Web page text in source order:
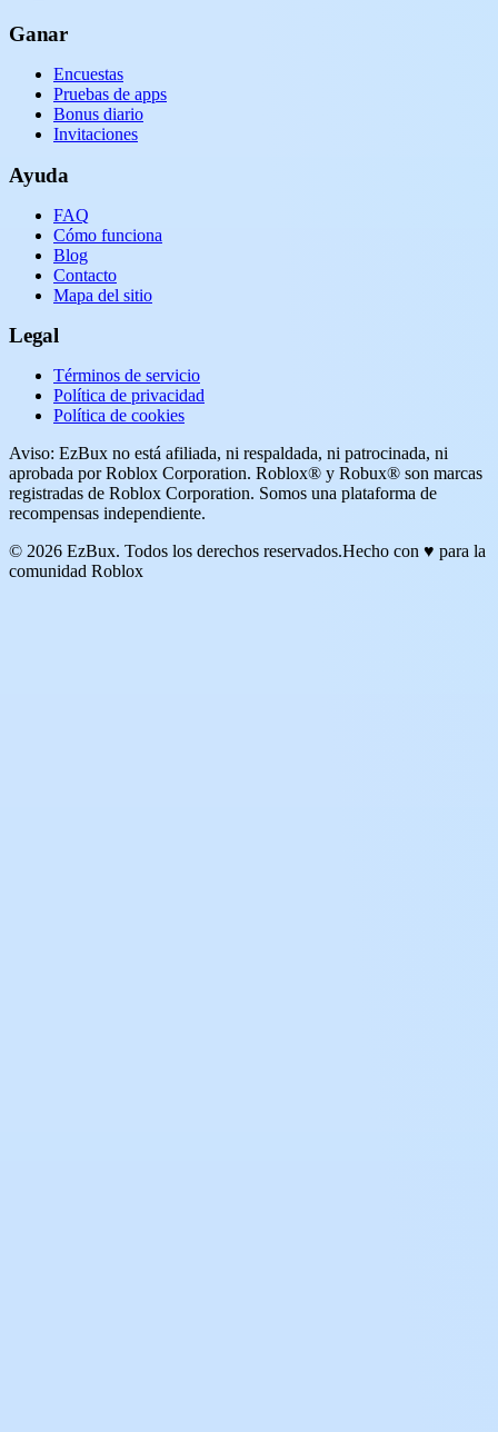
Ganar
Encuestas
Pruebas de apps
Bonus diario
Invitaciones
Ayuda
FAQ
Cómo funciona
Blog
Contacto
Mapa del sitio
Legal
Términos de servicio
Política de privacidad
Política de cookies
Aviso: EzBux no está afiliada, ni respaldada, ni patrocinada, ni
aprobada por Roblox Corporation. Roblox® y Robux® son marcas
registradas de Roblox Corporation. Somos una plataforma de
recompensas independiente.
© 2026 EzBux. Todos los derechos reservados.Hecho con ♥ para la
comunidad Roblox